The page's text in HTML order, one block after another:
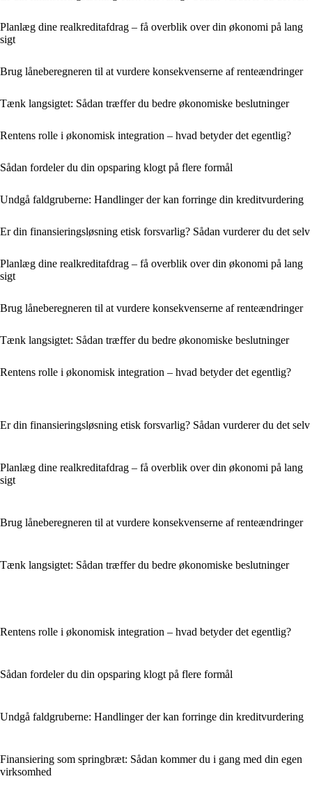
Planlæg dine realkreditafdrag – få overblik over din økonomi på lang
sigt
Brug låneberegneren til at vurdere konsekvenserne af renteændringer
Tænk langsigtet: Sådan træffer du bedre økonomiske beslutninger
Rentens rolle i økonomisk integration – hvad betyder det egentlig?
Sådan fordeler du din opsparing klogt på flere formål
Undgå faldgruberne: Handlinger der kan forringe din kreditvurdering
Er din finansieringsløsning etisk forsvarlig? Sådan vurderer du det selv
Planlæg dine realkreditafdrag – få overblik over din økonomi på lang
sigt
Brug låneberegneren til at vurdere konsekvenserne af renteændringer
Tænk langsigtet: Sådan træffer du bedre økonomiske beslutninger
Rentens rolle i økonomisk integration – hvad betyder det egentlig?
Er din finansieringsløsning etisk forsvarlig? Sådan vurderer du det selv
Planlæg dine realkreditafdrag – få overblik over din økonomi på lang
sigt
Brug låneberegneren til at vurdere konsekvenserne af renteændringer
Tænk langsigtet: Sådan træffer du bedre økonomiske beslutninger
Rentens rolle i økonomisk integration – hvad betyder det egentlig?
Sådan fordeler du din opsparing klogt på flere formål
Undgå faldgruberne: Handlinger der kan forringe din kreditvurdering
Finansiering som springbræt: Sådan kommer du i gang med din egen
virksomhed